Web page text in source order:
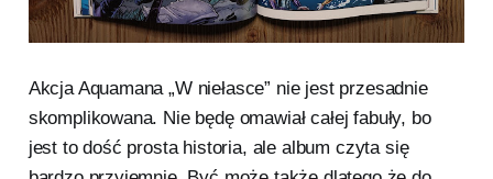
Akcja Aquamana „W niełasce” nie jest przesadnie
skomplikowana. Nie będę omawiał całej fabuły, bo
jest to dość prosta historia, ale album czyta się